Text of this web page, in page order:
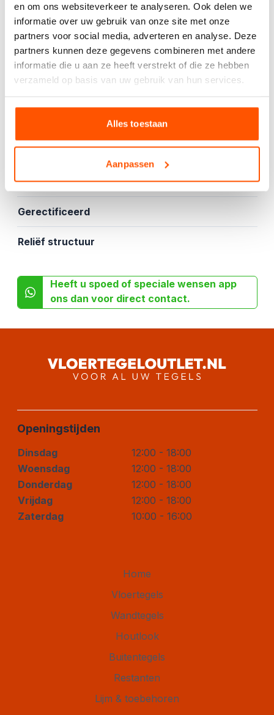
en om ons websiteverkeer te analyseren. Ook delen we
informatie over uw gebruik van onze site met onze
partners voor social media, adverteren en analyse. Deze
partners kunnen deze gegevens combineren met andere
informatie die u aan ze heeft verstrekt of die ze hebben
verzameld op basis van uw gebruik van hun services.
Alles toestaan
Aanpassen
Offerte aanvragen
Specificaties
Wandtegel
Gekalibreerd
Gerectificeerd
Reliëf structuur
Heeft u spoed of speciale wensen app
ons dan voor direct contact.
Openingstijden
Dinsdag
12:00 - 18:00
Woensdag
12:00 - 18:00
Donderdag
12:00 - 18:00
Vrijdag
12:00 - 18:00
Zaterdag
10:00 - 16:00
Home
Vloertegels
Wandtegels
Houtlook
Buitentegels
Restanten
Lijm & toebehoren